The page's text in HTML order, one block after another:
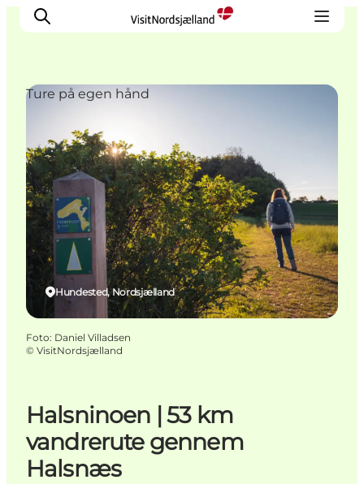
Highlights
Oplev
Det Sker
Overnatning
Byer
Planlæg ferien
Halsninoen | 53 km
vandrerute gennem
Halsnæs
Hundested, Nordsjælland
Ture på egen hånd
Foto: Daniel Villadsen
© VisitNordsjælland